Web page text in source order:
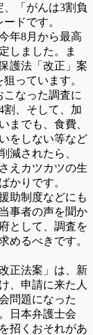
「がんは3割負
ドです。
年8月から最高
しました。ま
護法「改正」案
っています。
なった調査に
割、そして、加
までも、食費、
をしない等など
減されたら、
えカツカツの生
かりです。
助制度などにも
事者の声を聞か
として、調査を
めるべきです。
正法案」は、新
、申請に来た人
問題になった
日本弁護士会
招くおそれがあ